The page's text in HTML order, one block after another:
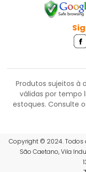
Produtos sujeitos à
válidas por tempo
estoques. Consulte
Copyright © 2024. Todos
São Caetano, Vila
R$ 9,49
ou 6x de